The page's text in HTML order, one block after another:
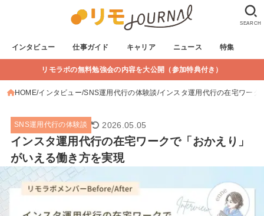
インタビュー 仕事ガイド キャリア ニュース 特集
SEARCH
リモラボの無料勉強会の内容を大公開（参加特典付き）
HOME インタビュー SNS運用代行の体験談 インスタ運用代行の在宅ワーク
SNS運用代行の体験談 2026.05.05
インスタ運用代行の在宅ワークで「おかえり」
がいえる働き方を実現